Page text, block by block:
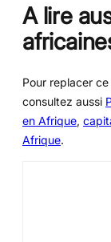
A lire
Pour replacer
consultez aussi
en Afrique,
Afrique.